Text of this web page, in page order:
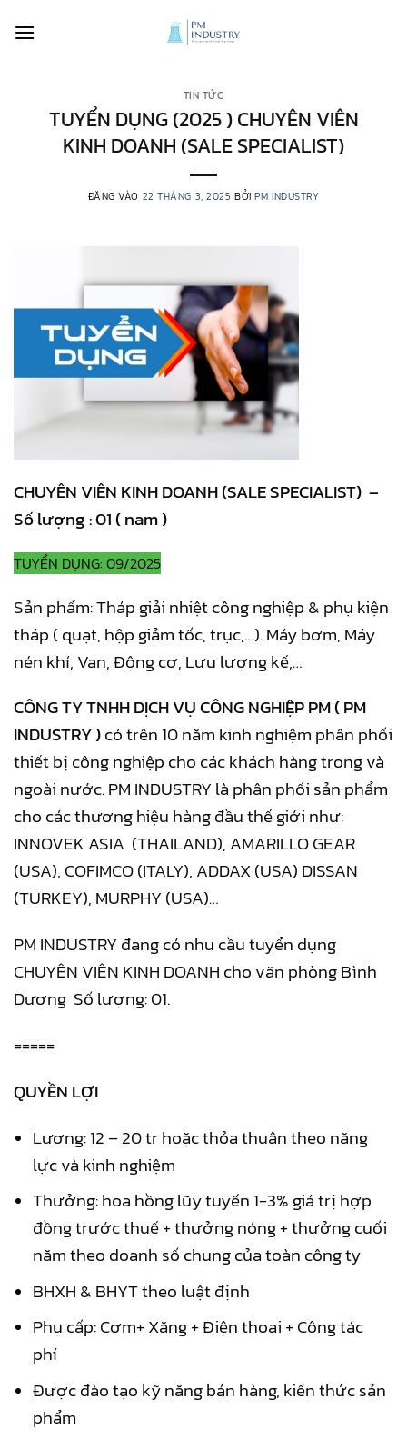
qua
TIN TỨC
TUYỂN DỤNG (2025 ) CHUYÊN VIÊN
KINH DOANH (SALE SPECIALIST)
ĐĂNG VÀO 22 THÁNG 3, 2025 BỞIPM INDUSTRY
CHUYÊN VIÊN KINH DOANH (SALE SPECIALIST) –
Số lượng : 01 ( nam )
TUYỂN DỤNG: 09/2025
Sản phẩm: Tháp giải nhiệt công nghiệp & phụ kiện
tháp ( quạt, hộp giảm tốc, trục,…). Máy bơm, Máy
nén khí, Van, Động cơ, Lưu lượng kế,…
CÔNG TY TNHH DỊCH VỤ CÔNG NGHIỆP PM ( PM
INDUSTRY )có trên 10 năm kinh nghiệm phân phối
thiết bị công nghiệp cho các khách hàng trong và
ngoài nước. PM INDUSTRY là phân phối sản phẩm
cho các thương hiệu hàng đầu thế giới như:
INNOVEK ASIA (THAILAND), AMARILLO GEAR
(USA), COFIMCO (ITALY), ADDAX (USA) DISSAN
(TURKEY), MURPHY (USA)…
PM INDUSTRY đang có nhu cầu tuyển dụng
CHUYÊN VIÊN KINH DOANH cho văn phòng Bình
Dương Số lượng: 01.
=====
QUYỀN LỢI
Lương: 12 – 20 tr hoặc thỏa thuận theo năng
lực và kinh nghiệm
Thưởng: hoa hồng lũy tuyến 1-3% giá trị hợp
đồng trước thuế + thưởng nóng + thưởng cuối
năm theo doanh số chung của toàn công ty
BHXH & BHYT theo luật định
Phụ cấp: Cơm+ Xăng + Điện thoại + Công tác
phí
Được đào tạo kỹ năng bán hàng, kiến thức sản
phẩm